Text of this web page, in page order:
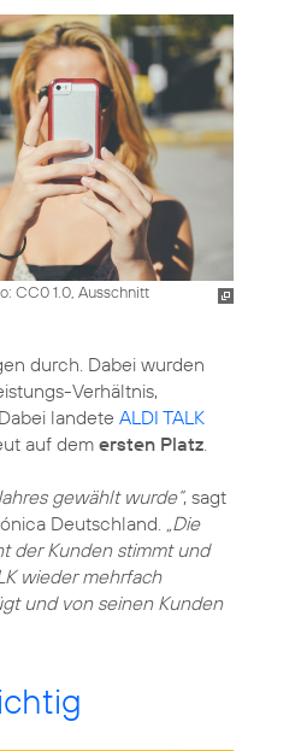
CC0 1.0, Ausschnitt
durch. Dabei wurden
Verhältnis,
landete ALDI TALK
auf dem ersten Platz.
gewählt wurde“, sagt
Deutschland. „Die
der Kunden stimmt und
wieder mehrfach
und von seinen Kunden